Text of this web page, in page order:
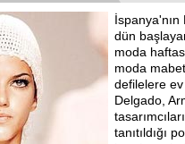
dün
moda
moda
defilelere
Delgado,
tanıtıldığı